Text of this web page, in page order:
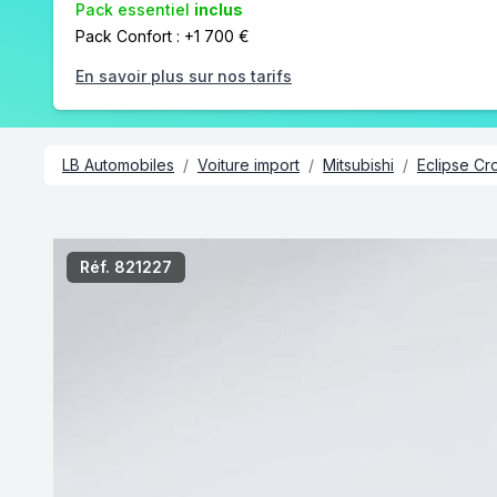
Pack essentiel inclus
Pack Confort : +1 700 €
En savoir plus sur nos tarifs
LB Automobiles / Voiture import / Mitsubishi / Eclipse
Réf. 821227